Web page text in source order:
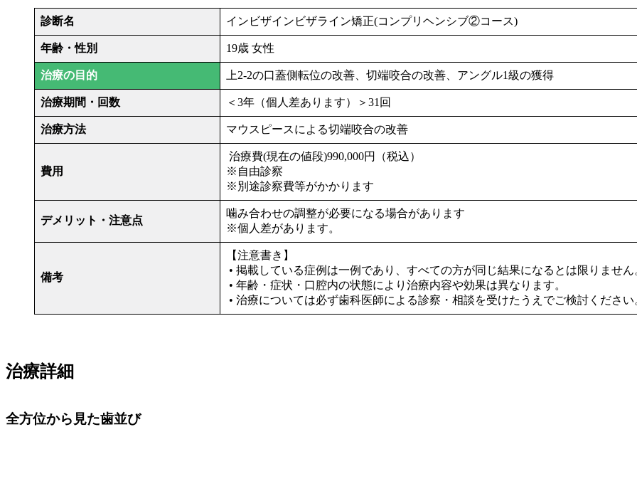
診断名 インビザインビザライン矯正(コンプリヘンシブ②コース)
年齢・性別 19歳 女性
治療の目的 上2-2の口蓋側転位の改善、切端咬合の改善、アングル1級の獲得
治療期間・回数 ＜3年（個人差あります）＞31回
治療方法 マウスピースによる切端咬合の改善
費用
治療費(現在の値段)990,000円（税込）
※自由診察
※別途診察費等がかかります
デメリット・注意点
噛み合わせの調整が必要になる場合があります
※個人差があります。
備考
【注意書き】
• 掲載している症例は一例であり、すべての方が同じ結果になるとは限りません
• 年齢・症状・口腔内の状態により治療内容や効果は異なります。
• 治療については必ず歯科医師による診察・相談を受けたうえでご検討ください
治療詳細
全方位から見た歯並び